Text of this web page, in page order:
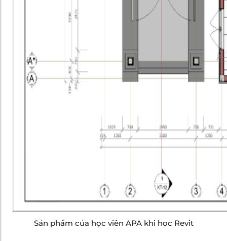
Sản phẩm của học viên APA khi học Revit